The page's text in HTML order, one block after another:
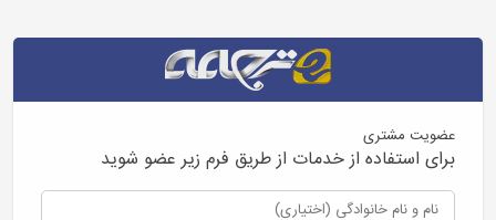
عضویت مشتری
برای استفاده از خدمات از طریق فرم زیر عضو شوید